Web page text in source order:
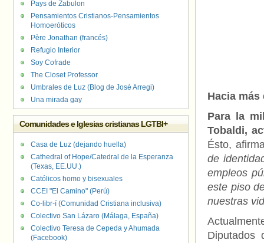
Hacia más
Para la
Tobaldi,
Ésto,
de
empleos
este piso
nuestras
Diputados
Pays de Zabulon
Pensamientos Cristianos-Pensamientos
Homoeróticos
Père Jonathan (francés)
Refugio Interior
Soy Cofrade
The Closet Professor
Umbrales de Luz (Blog de José Arregi)
Una mirada gay
Comunidades e Iglesias cristianas LGTBI+
Casa de Luz (dejando huella)
Cathedral of Hope/Catedral de la Esperanza
(Texas, EE.UU.)
Católicos homo y bisexuales
CCEI "El Camino" (Perú)
Co-libr-í (Comunidad Cristiana inclusiva)
Colectivo San Lázaro (Málaga, España)
Colectivo Teresa de Cepeda y Ahumada
(Facebook)